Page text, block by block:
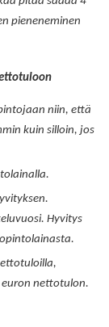
pieneneminen
niin, että
kuin silloin, jos
Hyvitys
euron nettotulon.